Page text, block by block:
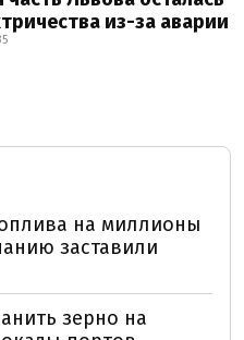
из-за аварии
на миллионы
заставили
зерно на